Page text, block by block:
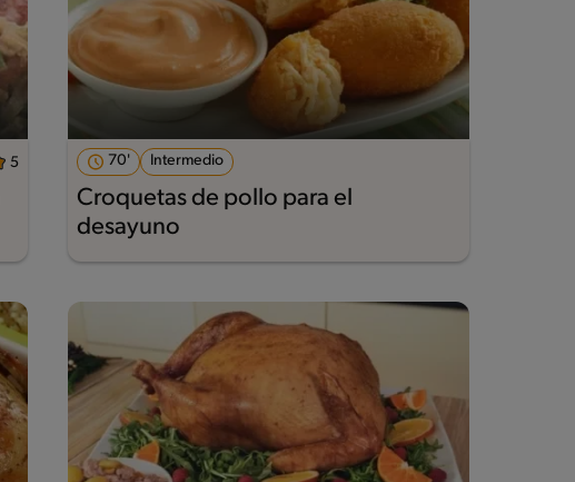
5 70' Intermedio
Croquetas de pollo para el
desayuno